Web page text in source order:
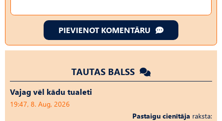
PIEVIENOT KOMENTĀRU
TAUTAS BALSS
Vajag vēl kādu tualeti
19:47, 8. Aug, 2026
Pastaigu cienītāja raksta: